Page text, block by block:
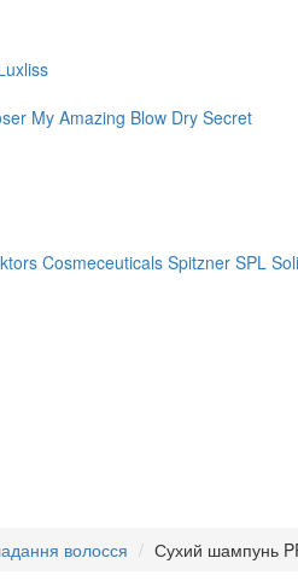
My Amazing Blow Dry Secret
Cosmeceuticals Spitzner SPL
волосся Сухий шампунь